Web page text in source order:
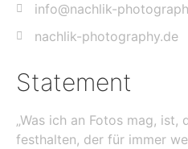
info@nachlik-
nachlik-photography.de
Statement
„Was ich an Fotos mag, ist,
festhalten, der für immer